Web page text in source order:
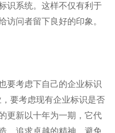
识系统。这样不仅有利于
访问者留下良好的印象。
要考虑下自己的企业标识
要考虑现有企业标识是否
更新以十年为一期，它代